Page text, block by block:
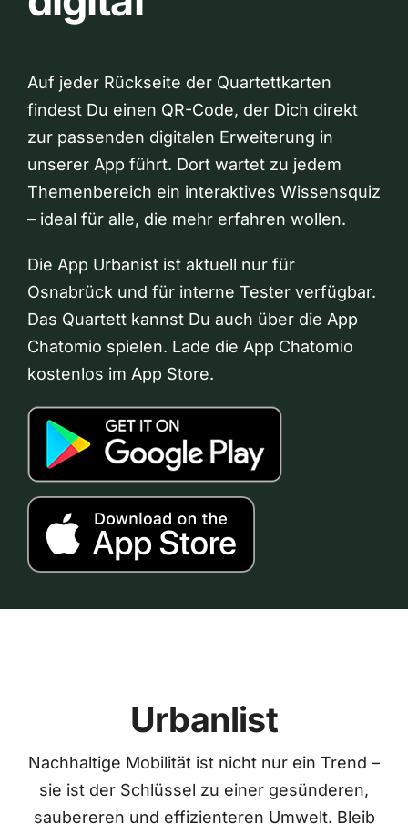
Auf jeder Rückseite der Quartettkarten
findest Du einen QR-Code, der Dich direkt
zur passenden digitalen Erweiterung in
unserer App führt. Dort wartet zu jedem
Themenbereich ein interaktives Wissensquiz
– ideal für alle, die mehr erfahren wollen.
Die App Urbanist ist aktuell nur für
Osnabrück und für interne Tester verfügbar.
Das Quartett kannst Du auch über die App
Chatomio spielen. Lade die App Chatomio
kostenlos im App Store.
Urbanlist
Nachhaltige Mobilität ist nicht nur ein Trend –
sie ist der Schlüssel zu einer gesünderen,
saubereren und effizienteren Umwelt. Bleib